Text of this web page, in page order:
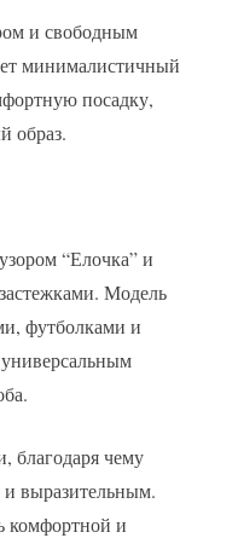
и свободным
минималистичный
посадку,
образ.
“Елочка” и
Модель
футболками и
благодаря чему
выразительным.
комфортной и